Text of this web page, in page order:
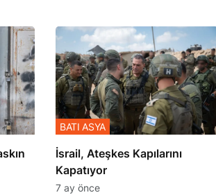
İsrail, Ateşkes Kapılarını
Kapatıyor
BATI ASYA
7 ay önce